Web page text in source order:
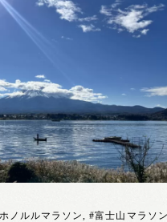
ノルルマラソン ,#富士山マラソ